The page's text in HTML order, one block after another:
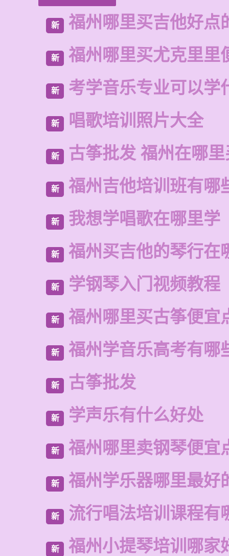
新 福州哪里买吉他好点
新 福州哪里买尤克里里
新 考学音乐专业可以学
新 唱歌培训照片大全
新 古筝批发 福州在哪
新 福州吉他培训班有哪
新 我想学唱歌在哪里学
新 福州买吉他的琴行在
新 学钢琴入门视频教程
新 福州哪里买古筝便宜
新 福州学音乐高考有哪
新 古筝批发
新 学声乐有什么好处
新 福州哪里卖钢琴便宜
新 福州学乐器哪里最好
新 流行唱法培训课程有
新 福州小提琴培训哪家